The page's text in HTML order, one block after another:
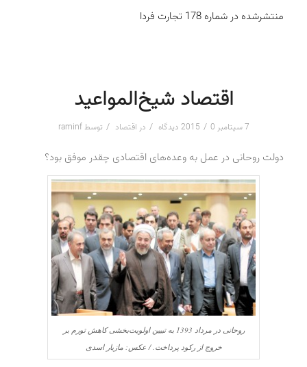
منتشرشده در شماره 178 تجارت فردا
اقتصاد شیخ‌المواعید
7 سپتامبر 2015 / 0 دیدگاه / در اقتصاد / توسطraminf
دولت روحانی در عمل به وعده‌های اقتصادی چقدر موفق بود؟
روحانی در مرداد 1393 به تبیین اولویت‌بخشی کاهش تورم بر
خروج از رکود پرداخت. / عکس: مازیار اسدی